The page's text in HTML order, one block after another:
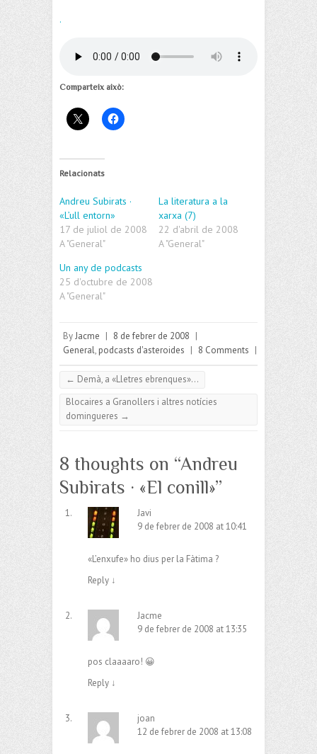
.
Comparteix això:
Relacionats
Andreu Subirats ·
«L’ull entorn»
17 de juliol de 2008
A "General"
La literatura a la
xarxa (7)
22 d'abril de 2008
A "General"
Un any de podcasts
25 d'octubre de 2008
A "General"
ByJacme | 8 de febrer de 2008 |
General, podcasts d'asteroides | 8 Comments |
← Demà, a «Lletres ebrenques»…
Blocaires a Granollers i altres notícies
domingueres →
8 thoughts on “Andreu
Subirats · «El conill»”
Javi
9 de febrer de 2008 at 10:41
«L’enxufe» ho dius per la Fàtima ?
Reply ↓
Jacme
9 de febrer de 2008 at 13:35
pos claaaaro! 😀
Reply ↓
joan
12 de febrer de 2008 at 13:08